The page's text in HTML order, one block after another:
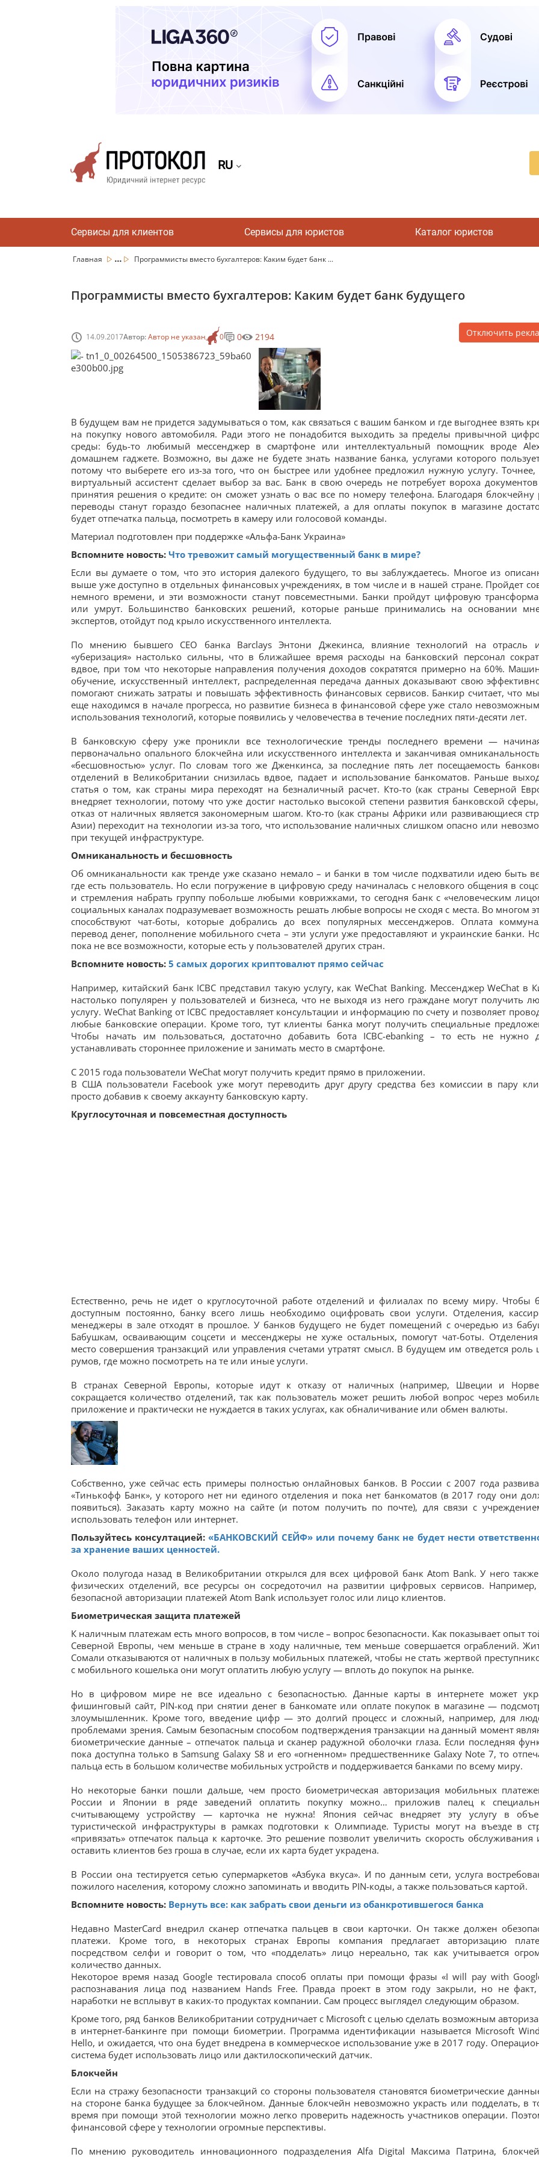
RU
Сервисы для клиентов Сервисы для юристов Каталог юристов
Главная ... Программисты вместо бухгалтеров: Каким будет банк ...
Программисты вместо бухгалтеров: Каким будет банк будущего
14.09.2017Автор:Автор не указан 0 0 2194 Отключить
В будущем вам не придется задумываться о том, как связаться с вашим банком и где выгоднее взять
на покупку нового автомобиля. Ради этого не понадобится выходить за пределы привычной
среды: будь-то любимый мессенджер в смартфоне или интеллектуальный помощник вроде
домашнем гаджете. Возможно, вы даже не будете знать название банка, услугами которого
потому что выберете его из-за того, что он быстрее или удобнее предложил нужную услугу.
виртуальный ассистент сделает выбор за вас. Банк в свою очередь не потребует вороха
принятия решения о кредите: он сможет узнать о вас все по номеру телефона. Благодаря блокчейну
переводы станут гораздо безопаснее наличных платежей, а для оплаты покупок в магазине
будет отпечатка пальца, посмотреть в камеру или голосовой команды.
Материал подготовлен при поддержке «Альфа-Банк Украина»
Вспомните новость: Что тревожит самый могущественный банк в мире?
Если вы думаете о том, что это история далекого будущего, то вы заблуждаетесь. Многое из
выше уже доступно в отдельных финансовых учреждениях, в том числе и в нашей стране. Пройдет
немного времени, и эти возможности станут повсеместными. Банки пройдут цифровую
или умрут. Большинство банковских решений, которые раньше принимались на основании
экспертов, отойдут под крыло искусственного интеллекта.
По мнению бывшего CEO банка Barclays Энтони Джекинса, влияние технологий на отрасль
«уберизация» настолько сильны, что в ближайшее время расходы на банковский персонал
вдвое, при том что некоторые направления получения доходов сократятся примерно на 60%.
обучение, искусственный интеллект, распределенная передача данных доказывают свою
помогают снижать затраты и повышать эффективность финансовых сервисов. Банкир считает, что
еще находимся в начале прогресса, но развитие бизнеса в финансовой сфере уже стало
использования технологий, которые появились у человечества в течение последних пяти-десяти лет.
В банковскую сферу уже проникли все технологические тренды последнего времени —
первоначально опального блокчейна или искусственного интеллекта и заканчивая
«бесшовностью» услуг. По словам того же Дженкинса, за последние пять лет посещаемость
отделений в Великобритании снизилась вдвое, падает и использование банкоматов. Раньше
статья о том, как страны мира переходят на безналичный расчет. Кто-то (как страны Северной
внедряет технологии, потому что уже достиг настолько высокой степени развития банковской
отказ от наличных является закономерным шагом. Кто-то (как страны Африки или развивающиеся
Азии) переходит на технологии из-за того, что использование наличных слишком опасно или
при текущей инфраструктуре.
Омниканальность и бесшовность
Об омниканальности как тренде уже сказано немало – и банки в том числе подхватили идею быть
где есть пользователь. Но если погружение в цифровую среду начиналась с неловкого общения в
и стремления набрать группу побольше любыми коврижками, то сегодня банк с «человеческим
социальных каналах подразумевает возможность решать любые вопросы не сходя с места. Во многом
способствуют чат-боты, которые добрались до всех популярных мессенджеров. Оплата
перевод денег, пополнение мобильного счета – эти услуги уже предоставляют и украинские банки.
пока не все возможности, которые есть у пользователей других стран.
Вспомните новость: 5 самых дорогих криптовалют прямо сейчас
Например, китайский банк ICBC представил такую услугу, как WeChat Banking. Мессенджер WeChat в
настолько популярен у пользователей и бизнеса, что не выходя из него граждане могут получить
услугу. WeChat Banking от ICBC предоставляет консультации и информацию по счету и позволяет
любые банковские операции. Кроме того, тут клиенты банка могут получить специальные
Чтобы начать им пользоваться, достаточно добавить бота ICBC-ebanking – то есть не нужно
устанавливать стороннее приложение и занимать место в смартфоне.
С 2015 года пользователи WeChat могут получить кредит прямо в приложении.
В США пользователи Facebook уже могут переводить друг другу средства без комиссии в пару
просто добавив к своему аккаунту банковскую карту.
Круглосуточная и повсеместная доступность
Естественно, речь не идет о круглосуточной работе отделений и филиалах по всему миру. Чтобы
доступным постоянно, банку всего лишь необходимо оцифровать свои услуги. Отделения,
менеджеры в зале отходят в прошлое. У банков будущего не будет помещений с очередью из
Бабушкам, осваивающим соцсети и мессенджеры не хуже остальных, помогут чат-боты.
место совершения транзакций или управления счетами утратят смысл. В будущем им отведется роль
румов, где можно посмотреть на те или иные услуги.
В странах Северной Европы, которые идут к отказу от наличных (например, Швеции и
сокращается количество отделений, так как пользователь может решить любой вопрос через
приложение и практически не нуждается в таких услугах, как обналичивание или обмен валюты.
Собственно, уже сейчас есть примеры полностью онлайновых банков. В России с 2007 года
«Тинькофф Банк», у которого нет ни единого отделения и пока нет банкоматов (в 2017 году они
появиться). Заказать карту можно на сайте (и потом получить по почте), для связи с
использовать телефон или интернет.
Пользуйтесь консултацией:«БАНКОВСКИЙ СЕЙФ» или почему банк не будет нести
за хранение ваших ценностей.
Около полугода назад в Великобритании открылся для всех цифровой банк Atom Bank. У него
физических отделений, все ресурсы он сосредоточил на развитии цифровых сервисов.
безопасной авторизации платежей Atom Bank использует голос или лицо клиентов.
Биометрическая защита платежей
К наличным платежам есть много вопросов, в том числе – вопрос безопасности. Как показывает опыт
Северной Европы, чем меньше в стране в ходу наличные, тем меньше совершается ограблений.
Сомали отказываются от наличных в пользу мобильных платежей, чтобы не стать жертвой
с мобильного кошелька они могут оплатить любую услугу — вплоть до покупок на рынке.
Но в цифровом мире не все идеально с безопасностью. Данные карты в интернете может
фишинговый сайт, PIN-код при снятии денег в банкомате или оплате покупок в магазине —
злоумышленник. Кроме того, введение цифр — это долгий процесс и сложный, например, для
проблемами зрения. Самым безопасным способом подтверждения транзакции на данный момент
биометрические данные – отпечаток пальца и сканер радужной оболочки глаза. Если последняя
пока доступна только в Samsung Galaxy S8 и его «огненном» предшественнике Galaxy Note 7, то
пальца есть в большом количестве мобильных устройств и поддерживается банками по всему миру.
Но некоторые банки пошли дальше, чем просто биометрическая авторизация мобильных
России и Японии в ряде заведений оплатить покупку можно… приложив палец к
считывающему устройству — карточка не нужна! Япония сейчас внедряет эту услугу в
туристической инфраструктуры в рамках подготовки к Олимпиаде. Туристы могут на въезде в
«привязать» отпечаток пальца к карточке. Это решение позволит увеличить скорость обслуживания
оставить клиентов без гроша в случае, если их карта будет украдена.
В России она тестируется сетью супермаркетов «Азбука вкуса». И по данным сети, услуга
пожилого населения, которому сложно запоминать и вводить PIN-коды, а также пользоваться картой.
Вспомните новость: Вернуть все: как забрать свои деньги из обанкротившегося банка
Недавно MasterCard внедрил сканер отпечатка пальцев в свои карточки. Он также должен
платежи. Кроме того, в некоторых странах Европы компания предлагает авторизацию
посредством селфи и говорит о том, что «подделать» лицо нереально, так как учитывается
количество данных.
Некоторое время назад Google тестировала способ оплаты при помощи фразы «I will pay with
распознавания лица под названием Hands Free. Правда проект в этом году закрыли, но не
наработки не всплывут в каких-то продуктах компании. Сам процесс выглядел следующим образом.
Кроме того, ряд банков Великобритании сотрудничает с Microsoft с целью сделать возможным
в интернет-банкинге при помощи биометрии. Программа идентификации называется Microsoft
Hello, и ожидается, что она будет внедрена в коммерческое использование уже в 2017 году.
система будет использовать лицо или дактилоскопический датчик.
Блокчейн
Если на стражу безопасности транзакций со стороны пользователя становятся биометрические
на стороне банка будущее за блокчейном. Данные блокчейн невозможно украсть или подделать, в
время при помощи этой технологии можно легко проверить надежность участников операции.
финансовой сфере у технологии огромные перспективы.
По мнению руководитель инновационного подразделения Alfa Digital Максима Патрина,